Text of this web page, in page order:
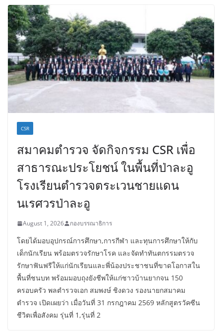
CSR
สมาคมตำรวจ จัดกิจกรรม CSR เพื่อ
สาธารณะประโยชน์ ในพื้นที่ป่าละอู
โรงเรียนตำรวจตระเวนชายแดน
นเรศวรป่าละอู
August 1, 2026 กองบรรณาธิการ
โดยได้มอบอุปกรณ์การศึกษา,การกีฬา และทุนการศึกษาให้กับ
เด็กนักเรียน พร้อมตรวจรักษาโรค และจัดทำทันตกรรมตรวจ
รักษาฟันฟรีให้แก่นักเรียนและพี่น้องประชาชนที่ขาดโอกาสใน
พื้นที่ชนบท พร้อมมอบถุงยังชีพให้แก่ชาวบ้านยากจน 150
ครอบครัว พลตำรวจเอก สมพงษ์ ชิงดวง รองนายกสมาคม
ตำรวจ เปิดเผยว่า เมื่อวันที่ 31 กรกฎาคม 2569 หลักสูตรวัคซีน
ชีวิตเพื่อสังคม รุ่นที่ 1,รุ่นที่ 2